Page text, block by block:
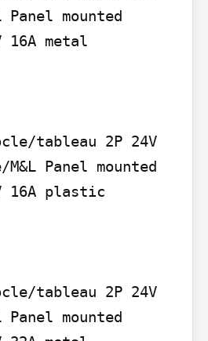
Panel mounted
16A metal
tableau 2P 24V
Panel mounted
16A plastic
tableau 2P 24V
Panel mounted